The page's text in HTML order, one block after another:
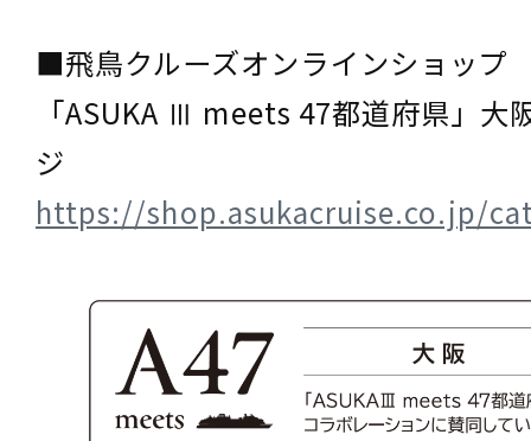
■飛鳥クルーズオンラインショップ
「ASUKA Ⅲ meets 47都道府県」大
ジ
https://shop.asukacruise.co.jp/